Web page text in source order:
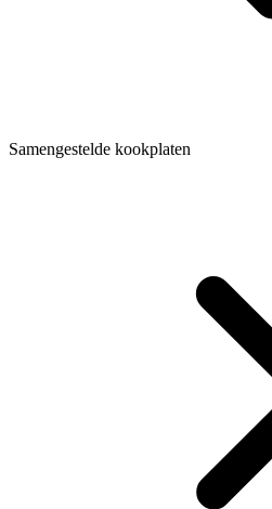
Samengestelde kookplaten